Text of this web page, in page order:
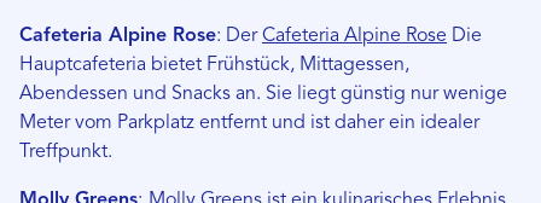
Cafeteria Alpine Rose: DerCafeteria Alpine Rose Die
Hauptcafeteria bietet Frühstück, Mittagessen,
Abendessen und Snacks an. Sie liegt günstig nur wenige
Meter vom Parkplatz entfernt und ist daher ein idealer
Treffpunkt.